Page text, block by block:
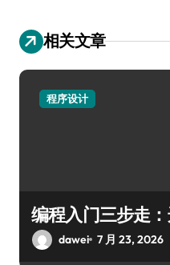
相关文章
程序设计
编程入门三步走：
dawei 7 月 23, 2026